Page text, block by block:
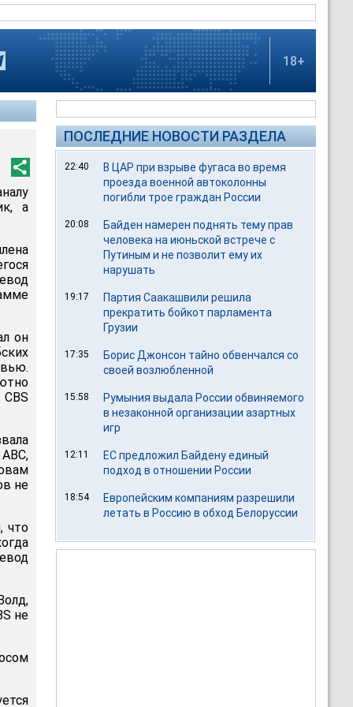
18+
а
он
не
что
не
ПОСЛЕДНИЕ НОВОСТИ РАЗДЕЛА
22:40
В ЦАР при взрыве фугаса во время
проезда военной автоколонны
погибли трое граждан России
20:08
Байден намерен поднять тему прав
человека на июньской встрече с
Путиным и не позволит ему их
нарушать
19:17
Партия Саакашвили решила
прекратить бойкот парламента
Грузии
17:35
Борис Джонсон тайно обвенчался со
своей возлюбленной
15:58
Румыния выдала России обвиняемого
в незаконной организации азартных
игр
12:11
ЕС предложил Байдену единый
подход в отношении России
18:54
Европейским компаниям разрешили
летать в Россию в обход Белоруссии